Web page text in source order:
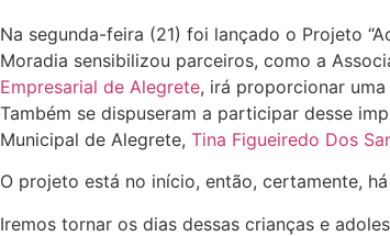
Na segunda-feira (21) foi lançado o Projeto
Moradia sensibilizou parceiros, como a
Empresarial de Alegrete, irá proporcionar
Também se dispuseram a participar desse
Municipal de Alegrete, Tina Figueiredo Dos
O projeto está no início, então, certamente,
Iremos tornar os dias dessas crianças e